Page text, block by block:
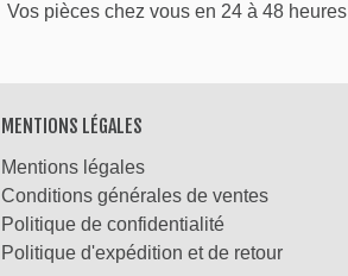
Vos pièces chez vous en 24 à 48 heures
MENTIONS LÉGALES
Mentions légales
Conditions générales de ventes
Politique de confidentialité
Politique d'expédition et de retour